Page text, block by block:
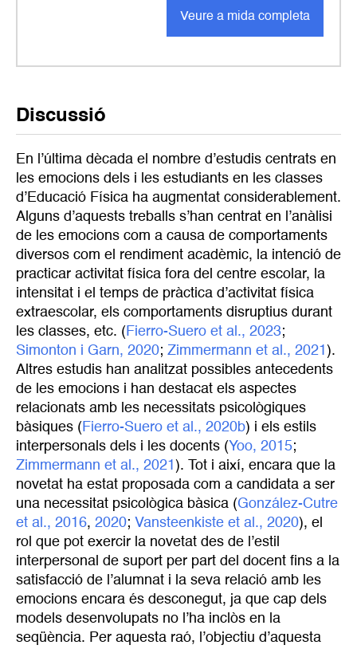
Veure a mida completa
Discussió
En l’última dècada el nombre d’estudis centrats en
les emocions dels i les estudiants en les classes
d’Educació Física ha augmentat considerablement.
Alguns d’aquests treballs s’han centrat en l’anàlisi
de les emocions com a causa de comportaments
diversos com el rendiment acadèmic, la intenció de
practicar activitat física fora del centre escolar, la
intensitat i el temps de pràctica d’activitat física
extraescolar, els comportaments disruptius durant
les classes, etc. ( Fierro-Suero et al., 2023;
Simonton i Garn, 2020; Zimmermann et al., 2021 ).
Altres estudis han analitzat possibles antecedents
de les emocions i han destacat els aspectes
relacionats amb les necessitats psicològiques
bàsiques ( Fierro-Suero et al., 2020b) i els estils
interpersonals dels i les docents (Yoo, 2015;
Zimmermann et al., 2021 ). Tot i així, encara que la
novetat ha estat proposada com a candidata a ser
una necessitat psicològica bàsica (González-Cutre
et al., 2016, 2020; Vansteenkiste et al., 2020), el
rol que pot exercir la novetat des de l’estil
interpersonal de suport per part del docent fins a la
satisfacció de l’alumnat i la seva relació amb les
emocions encara és desconegut, ja que cap dels
models desenvolupats no l’ha inclòs en la
seqüència. Per aquesta raó, l’objectiu d’aquesta